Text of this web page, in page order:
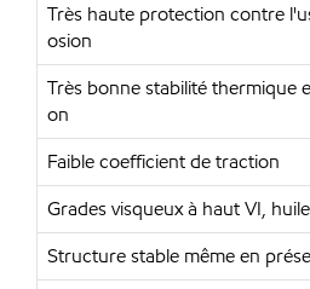
Très haute protection contre
osion
Très bonne stabilité thermique
on
Faible coefficient de traction
Grades visqueux à haut VI,
Structure stable même en